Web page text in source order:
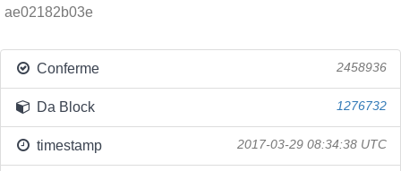
ae02182b03e
Conferme 2458936
Da Block 1276732
timestamp 2017-03-29 08:34:38 UTC